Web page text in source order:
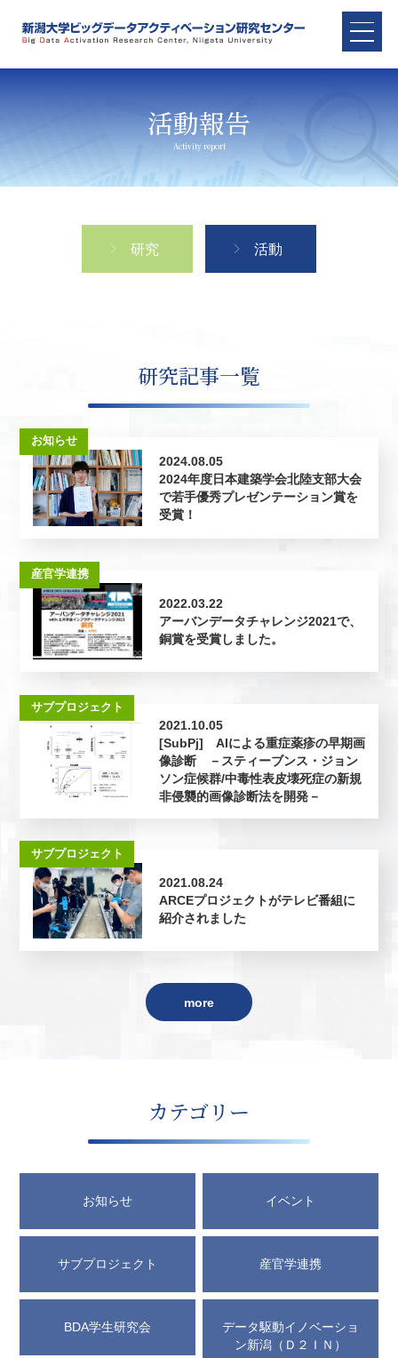
活動報告
研究 活動
研究記事一覧
お知らせ
2024.08.05
2024年度日本建築学会北陸支部大会
で若手優秀プレゼンテーション賞を
受賞！
産官学連携
2022.03.22
アーバンデータチャレンジ2021で、
銅賞を受賞しました。
サブプロジェクト
2021.10.05
[SubPj] AIによる重症薬疹の早期画
像診断 －スティーブンス・ジョン
ソン症候群/中毒性表皮壊死症の新規
非侵襲的画像診断法を開発－
サブプロジェクト
2021.08.24
ARCEプロジェクトがテレビ番組に
紹介されました
more
カテゴリー
お知らせ イベント
サブプロジェクト 産官学連携
BDA学生研究会
データ駆動イノベーショ
ン新潟（Ｄ２ＩＮ）